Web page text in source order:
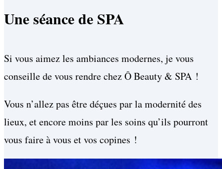
Une séance de SPA
Si vous aimez les ambiances modernes, je vous
conseille de vous rendre chez Ô Beauty & SPA !
Vous n’allez pas être déçues par la modernité des
lieux, et encore moins par les soins qu’ils pourront
vous faire à vous et vos copines !